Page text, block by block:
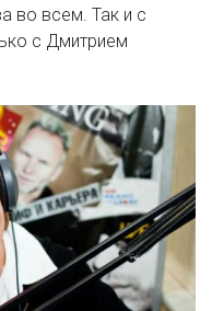
во всем. Так и с
с Дмитрием